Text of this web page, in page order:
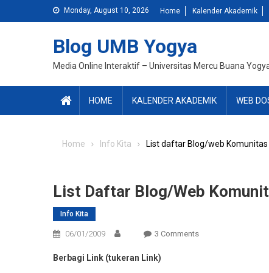
to
Monday, August 10, 2026 Home Kalender Akademik
Blog UMB Yogya
Media Online Interaktif – Universitas Mercu Buana
HOME KALENDER AKADEMIK WEB
Home Info Kita List daftar Blog/web
List Daftar Blog/web
Info Kita
06/01/2009 3 CommentsOn
Berbagi Link (tukeran Link)